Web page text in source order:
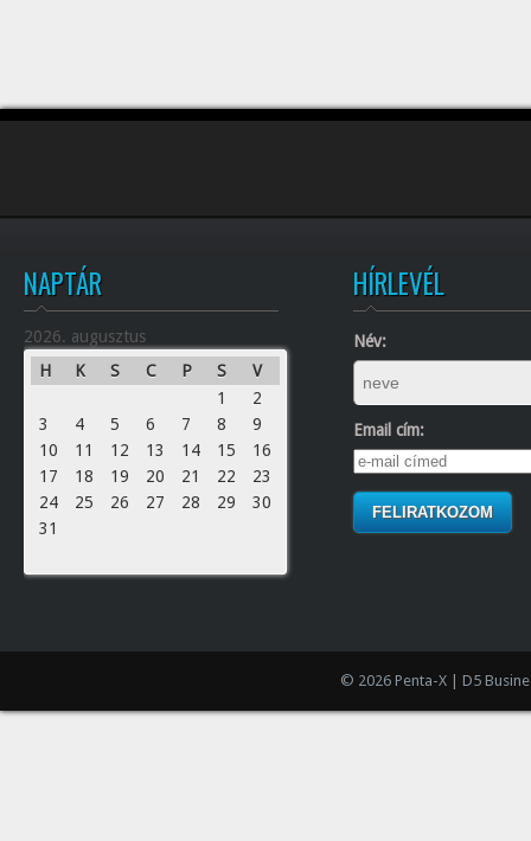
NAPTÁR
2026. augusztus
H
K S C P S
V
1
2
3
4 5 6 7 8
9
10
11 12 13 14 15
16
17
18 19 20 21 22
23
24
25 26 27 28 29
30
31
HÍRLEVÉL
Név:
Email cím:
© 2026 Penta-X | D5